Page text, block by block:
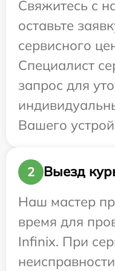
Свяжитесь с
оставьте
сервисного
Специалист
запрос для
Вашего
2
Выезд
Наш мастер
время для
Infinix. При